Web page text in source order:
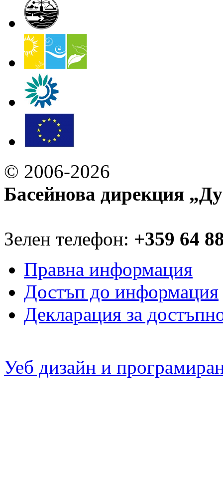
© 2006-2026
Басейнова дирекция
Зелен телефон: +359 64
Правна информация
Достъп до информация
Декларация за
Уеб дизайн и